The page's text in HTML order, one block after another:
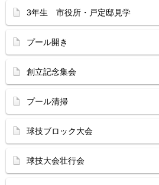
3年生 市役所・戸定邸見学
プール開き
創立記念集会
プール清掃
球技ブロック大会
球技大会壮行会